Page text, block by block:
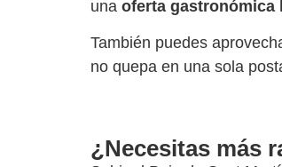
una oferta gastronómica
También puedes
no quepa en una sola
¿Necesitas más